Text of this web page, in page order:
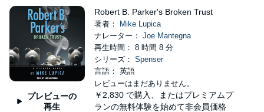
プレビューの
再生
Robert B. Parker's Broken Trust
著者：
Mike Lupica
ナレーター： Joe Mantegna
再生時間： 8 時間 8 分
シリーズ： Spenser
言語： 英語
レビューはまだありません。
￥2,830 で購入、またはプレミアムプ
ランの無料体験を始めて非会員価格